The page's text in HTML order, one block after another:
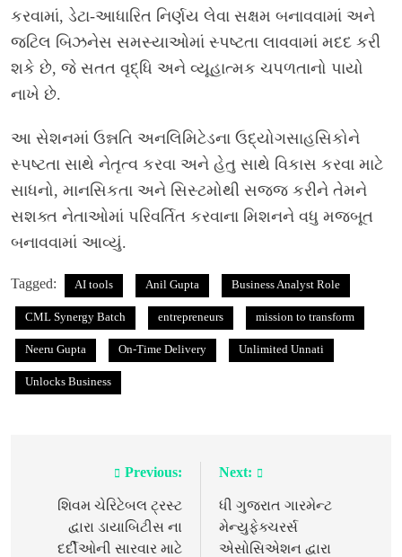
કરવામાં, ડેટા-આધારિત નિર્ણય લેવા સક્ષમ બનાવવામાં અને
જટિલ બિઝનેસ સમસ્યાઓમાં સ્પષ્ટતા લાવવામાં મદદ કરી
શકે છે, જે સતત વૃદ્ધિ અને વ્યૂહાત્મક ચપળતાનો પાયો
નાખે છે.
આ સેશનમાં ઉન્નતિ અનલિમિટેડના ઉદ્યોગસાહસિકોને
સ્પષ્ટતા સાથે નેતૃત્વ કરવા અને હેતુ સાથે વિકાસ કરવા માટે
સાધનો, માનસિકતા અને સિસ્ટમોથી સજ્જ કરીને તેમને
સશક્ત નેતાઓમાં પરિવર્તિત કરવાના મિશનને વધુ મજબૂત
બનાવવામાં આવ્યું.
Tagged: AI tools Anil Gupta Business Analyst Role
CML Synergy Batch entrepreneurs mission to transform
Neeru Gupta On-Time Delivery Unlimited Unnati
Unlocks Business
navigation
Previous:
શિવમ ચેરિટેબલ ટ્રસ્ટ
દ્વારા ડાયાબિટીસ ના
દર્દીઓની સારવાર માટે
Next:
ધી ગુજરાત ગારમેન્ટ
મેન્યુફેક્ચરર્સ
એસોસિએશન દ્વારા